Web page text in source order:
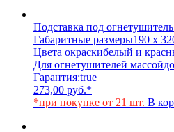
Подставка под
Габаритные размеры190 х
Цвета окраскибелый и
Для огнетушителей массой
Гарантия:true
273,00 руб.*
*при покупке от 21 шт. В